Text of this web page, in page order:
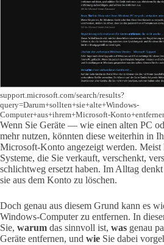
support.microsoft.com/search/results?
query=Darum+sollten+sie+alte+Windows-
Computer+aus+ihrem+Microsoft-
Wenn Sie Geräte — wie einen alten PC
mehr nutzen, könnten diese weiterhin in
Microsoft‑Konto angezeigt werden. Meist
Systeme, die Sie verkauft, verschenkt,
schlichtweg ersetzt haben. Im Alltag denkt
sie aus dem Konto zu löschen.
Doch genau aus diesem Grund kann es
Windows‑Computer zu entfernen. In
Sie, warum das sinnvoll ist, was genau
Geräte entfernen, und wie Sie dabei